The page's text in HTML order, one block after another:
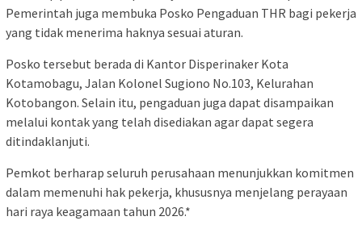
Pemerintah juga membuka Posko Pengaduan THR bagi pekerja
yang tidak menerima haknya sesuai aturan.
Posko tersebut berada di Kantor Disperinaker Kota
Kotamobagu, Jalan Kolonel Sugiono No.103, Kelurahan
Kotobangon. Selain itu, pengaduan juga dapat disampaikan
melalui kontak yang telah disediakan agar dapat segera
ditindaklanjuti.
Pemkot berharap seluruh perusahaan menunjukkan komitmen
dalam memenuhi hak pekerja, khususnya menjelang perayaan
hari raya keagamaan tahun 2026.*